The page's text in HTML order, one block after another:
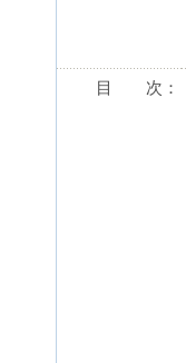
目 次：